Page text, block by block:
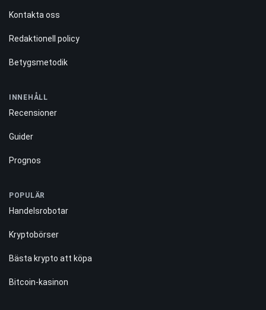
Kontakta oss
Redaktionell policy
Betygsmetodik
INNEHÅLL
Recensioner
Guider
Prognos
POPULÄR
Handelsrobotar
Kryptobörser
Bästa krypto att köpa
Bitcoin-kasinon